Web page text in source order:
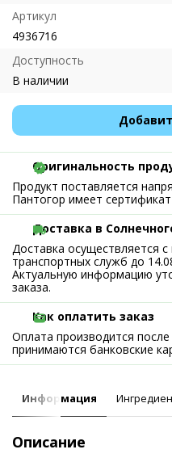
Артикул
4936716
Доступность
В наличии
Оригинальность
Продукт поставляется
Пантогор имеет
Доставка в
Доставка осуществляется
транспортных служб до
Актуальную информацию
заказа.
Как оплатить заказ
Оплата производится
принимаются банковские
Информация
Описание